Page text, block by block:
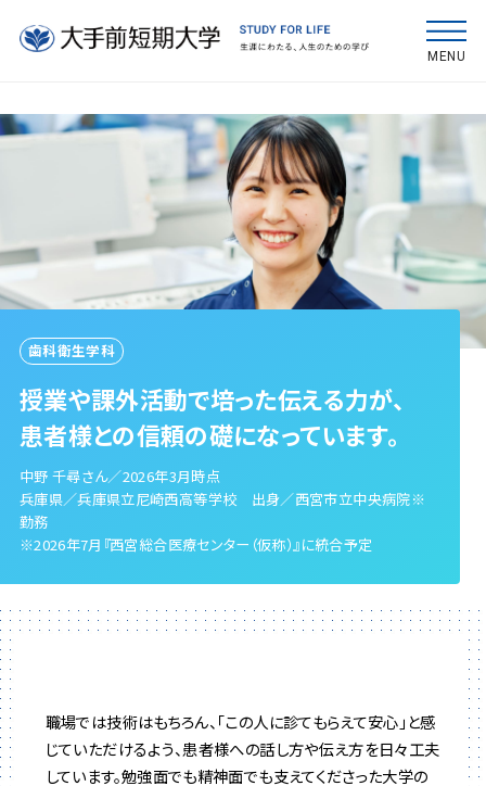
MENU
歯科衛生学科
授業や課外活動で培った伝える力が、
患者様との信頼の礎になっています。
中野 千尋さん／2026年3月時点
兵庫県／兵庫県立尼崎西高等学校 出身／西宮市立中央病院※
勤務
※2026年7月『西宮総合医療センター（仮称）』に統合予定
職場では技術はもちろん、「この人に診てもらえて安心」と感
じていただけるよう、患者様への話し方や伝え方を日々工夫
しています。勉強面でも精神面でも支えてくださった大学の